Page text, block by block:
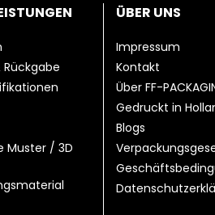
Muster / 3D
ÜBER UNS
Impressum
Kontakt
Über FF-
Gedruckt in
Blogs